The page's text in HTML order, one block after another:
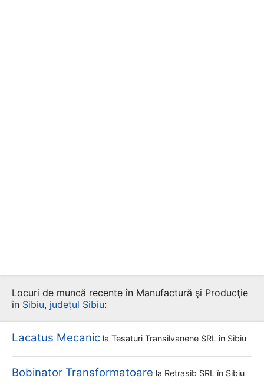
Locuri de muncă recente în Manufactură şi Producţie
în Sibiu, județul Sibiu:
Lacatus Mecanic la Tesaturi Transilvanene SRL în Sibiu
Bobinator Transformatoare la Retrasib SRL în Sibiu